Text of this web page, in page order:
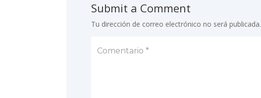
Submit a Comment
Tu dirección de correo electrónico no será publicada.